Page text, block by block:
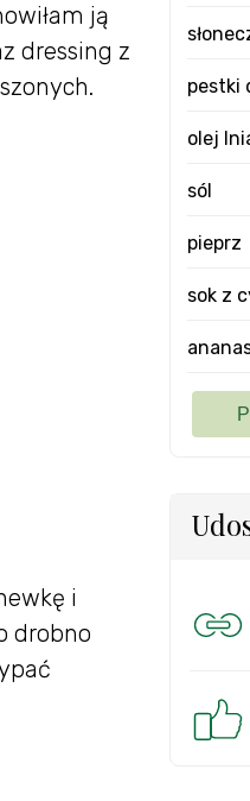
ją
dressing z
i
drobno
pestki
olej
sól
pieprz
sok z